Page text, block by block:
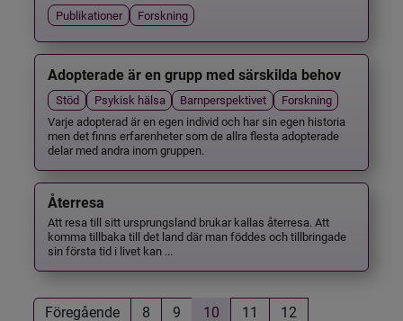
Publikationer Forskning
Adopterade är en grupp med särskilda behov
Stöd Psykisk hälsa Barnperspektivet
Forskning
Varje adopterad är en egen individ och har sin egen historia
men det finns erfarenheter som de allra flesta adopterade
delar med andra inom gruppen.
Återresa
Att resa till sitt ursprungsland brukar kallas återresa. Att
komma tillbaka till det land där man föddes och tillbringade
sin första tid i livet kan ...
Föregående 8 9 10 11
12